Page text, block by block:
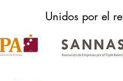
Unidos por el